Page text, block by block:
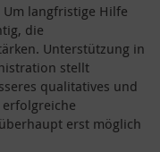
Um langfristige Hilfe
die
Unterstützung in
stellt
qualitatives und
erst möglich